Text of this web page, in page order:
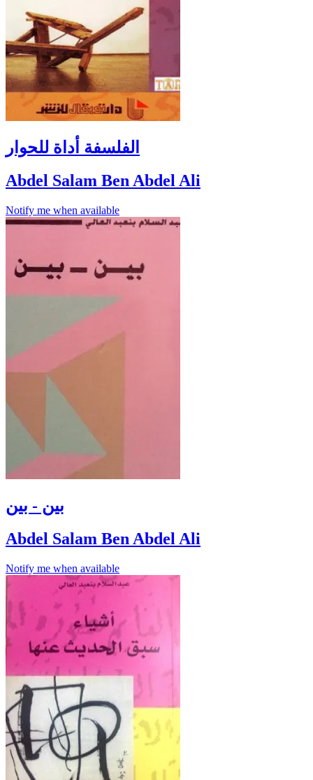
الفلسفة أداة للحوار
Abdel Salam Ben Abdel Ali
Notify me when available
بين - بين
Abdel Salam Ben Abdel Ali
Notify me when available